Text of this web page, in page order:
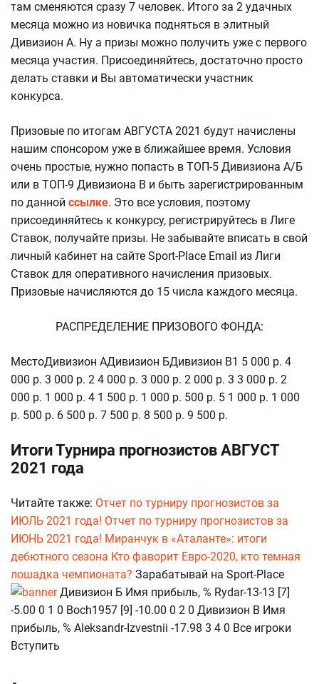
там сменяются сразу 7 человек. Итого за 2 удачных
месяца можно из новичка подняться в элитный
Дивизион А. Ну а призы можно получить уже с первого
месяца участия. Присоединяйтесь, достаточно просто
делать ставки и Вы автоматически участник
конкурса.
Призовые по итогам АВГУСТА 2021 будут начислены
нашим спонсором уже в ближайшее время. Условия
очень простые, нужно попасть в ТОП-5 Дивизиона А/Б
или в ТОП-9 Дивизиона В и быть зарегистрированным
по данной ссылке. Это все условия, поэтому
присоединяйтесь к конкурсу, регистрируйтесь в Лиге
Ставок, получайте призы. Не забывайте вписать в свой
личный кабинет на сайте Sport-Place Email из Лиги
Ставок для оперативного начисления призовых.
Призовые начисляются до 15 числа каждого месяца.
РАСПРЕДЕЛЕНИЕ ПРИЗОВОГО ФОНДА:
МестоДивизион АДивизион БДивизион В1 5 000 р. 4
000 р. 3 000 р. 2 4 000 р. 3 000 р. 2 000 р. 3 3 000 р. 2
000 р. 1 000 р. 4 1 500 р. 1 000 р. 500 р. 5 1 000 р. 1 000
р. 500 р. 6 500 р. 7 500 р. 8 500 р. 9 500 р.
Итоги Турнира прогнозистов АВГУСТ
2021 года
Читайте также: Отчет по турниру прогнозистов за
ИЮЛЬ 2021 года! Отчет по турниру прогнозистов за
ИЮНЬ 2021 года! Миранчук в «Аталанте»: итоги
дебютного сезона Кто фаворит Евро-2020, кто темная
лошадка чемпионата? Зарабатывай на Sport-Place
Дивизион Б Имя прибыль, % Rydar-13-13 [7]
-5.00 0 1 0 Boch1957 [9] -10.00 0 2 0 Дивизион В Имя
прибыль, % Aleksandr-Izvestnii -17.98 3 4 0 Все игроки
Вступить